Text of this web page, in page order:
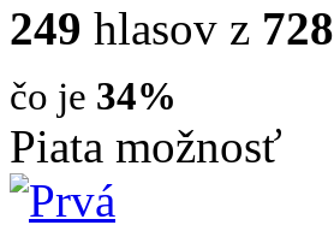
249 hlasov z 728
čo je 34%
Piata možnosť